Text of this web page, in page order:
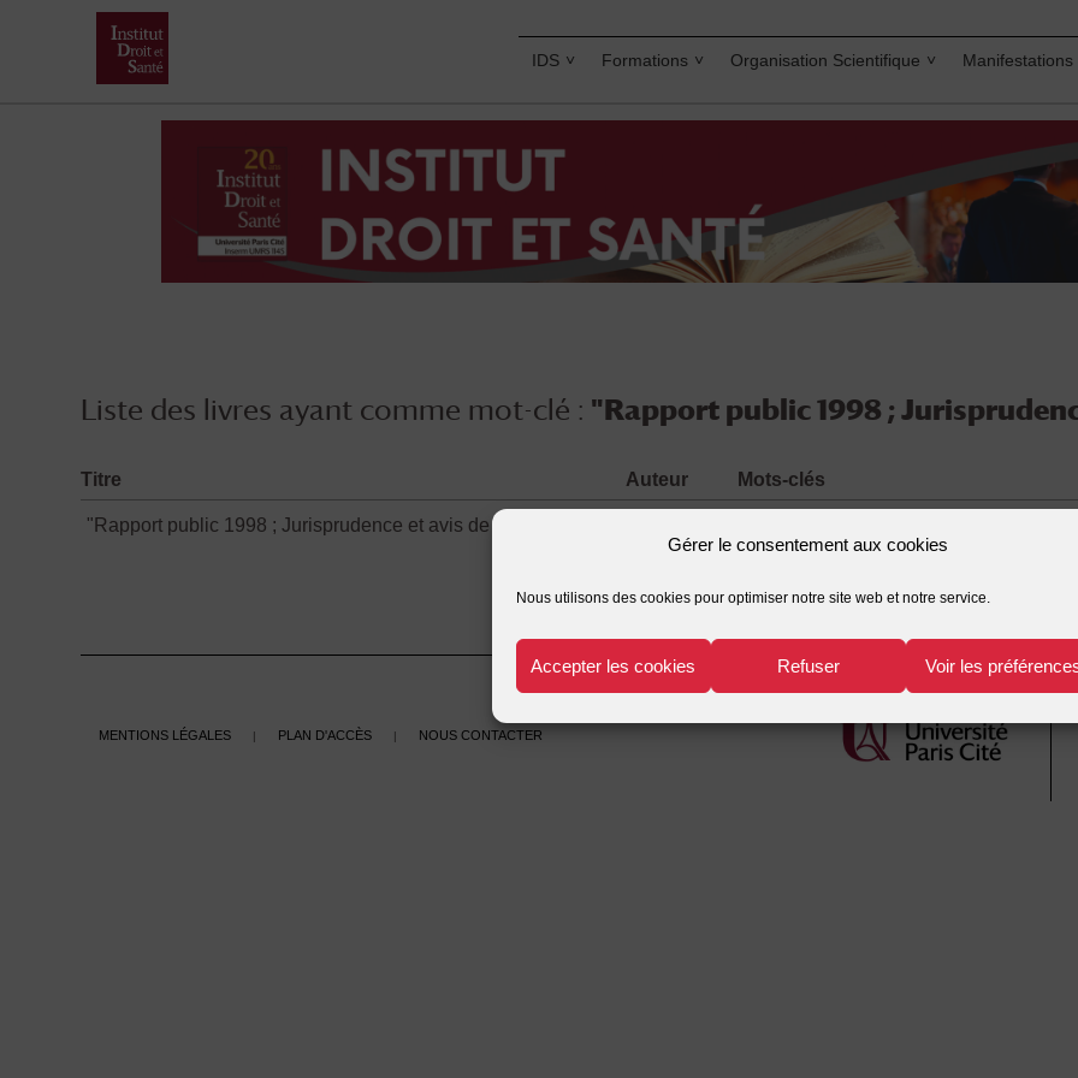
Gérer le consentement aux cookies
Nous utilisons des cookies pour optimiser notre site web et notre service.
Accepter les cookies Refuser Voir les
IDS Formations Organisation Scientifique Manifestations
Liste des livres ayant comme mot-clé : "Rapport public 1998 ;
Titre Auteur Mots-clés
"Rapport public 1998 ; Jurisprudence et avis de 1997"
Mentions légales | Plan d'accès | Nous contacter